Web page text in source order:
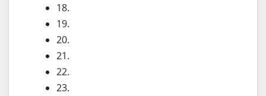
18.
19.
20.
21.
22.
23.